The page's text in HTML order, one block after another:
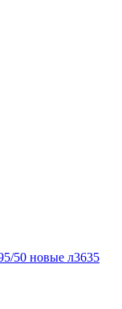
50 новые л3635